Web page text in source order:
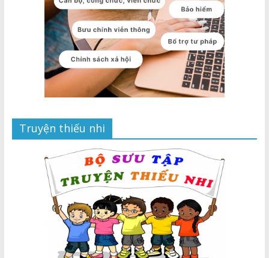
Truyện thiếu nhi